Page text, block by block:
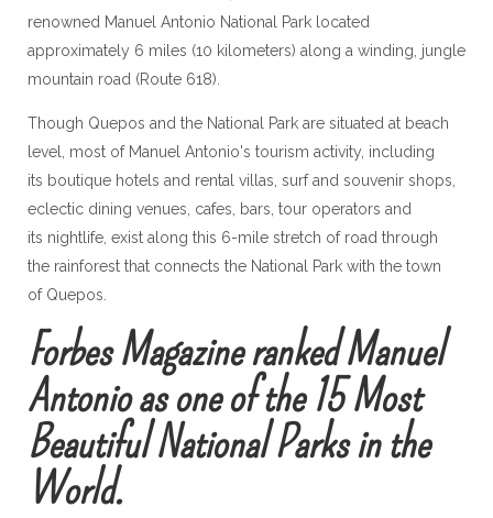
renowned Manuel Antonio National Park located
approximately 6 miles (10 kilometers) along a winding, jungle
mountain road (Route 618).
Though Quepos and the National Park are situated at beach
level, most of Manuel Antonio's tourism activity, including
its boutique hotels and rental villas, surf and souvenir shops,
eclectic dining venues, cafes, bars, tour operators and
its nightlife, exist along this 6-mile stretch of road through
the rainforest that connects the National Park with the town
of Quepos.
Forbes Magazine ranked Manuel
Antonio as one of the 15 Most
Beautiful National Parks in the
World.